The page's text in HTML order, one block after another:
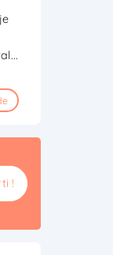
...
!